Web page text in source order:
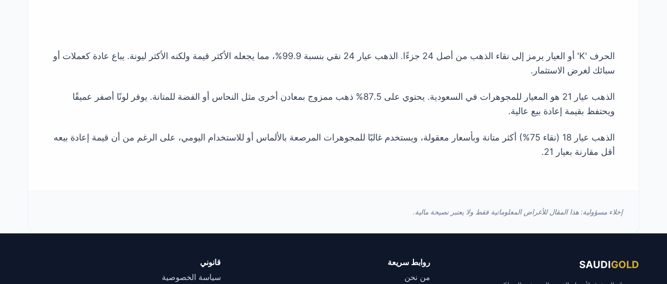
الحرف 'K' أو العيار يرمز إلى نقاء الذهب من أصل 24 جزءًا. الذهب عيار 24 نقي بنسبة 99.9%، مما يجعله الأكثر قيمة ولكنه الأكثر ليونة. يباع عادة كعملات أو
سبائك لغرض الاستثمار.
الذهب عيار 21 هو المعيار للمجوهرات في السعودية. يحتوي على 87.5% ذهب ممزوج بمعادن أخرى مثل النحاس أو الفضة للمتانة. يوفر لونًا أصفر عميقًا
ويحتفظ بقيمة إعادة بيع عالية.
الذهب عيار 18 (نقاء 75%) أكثر متانة وبأسعار معقولة، ويستخدم غالبًا للمجوهرات المرصعة بالألماس أو للاستخدام اليومي، على الرغم من أن قيمة إعادة بيعه
أقل مقارنة بعيار 21.
إخلاء مسؤولية: هذا المقال للأغراض المعلوماتية فقط ولا يعتبر نصيحة مالية.
SAUDIGOLD
روابط سريعة
من نحن
قانوني
سياسة الخصوصية